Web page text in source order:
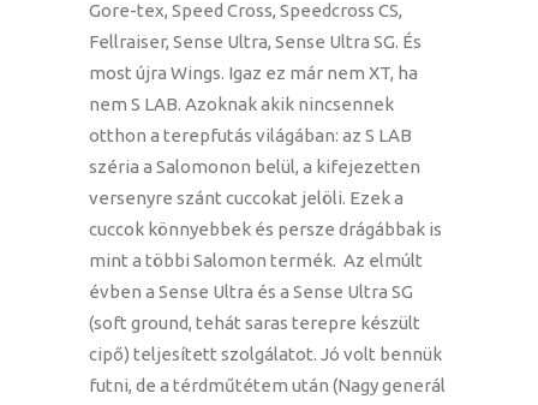
Gore-tex, Speed Cross, Speedcross CS,
Fellraiser, Sense Ultra, Sense Ultra SG. És
most újra Wings. Igaz ez már nem XT, ha
nem S LAB. Azoknak akik nincsennek
otthon a terepfutás világában: az S LAB
széria a Salomonon belül, a kifejezetten
versenyre szánt cuccokat jelöli. Ezek a
cuccok könnyebbek és persze drágábbak is
mint a többi Salomon termék. Az elmúlt
évben a Sense Ultra és a Sense Ultra SG
(soft ground, tehát saras terepre készült
cipő) teljesített szolgálatot. Jó volt bennük
futni, de a térdműtétem után (Nagy generál